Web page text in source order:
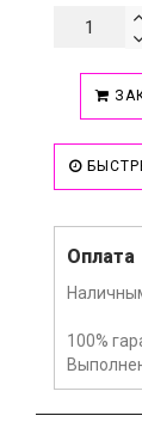
Оплата
100%